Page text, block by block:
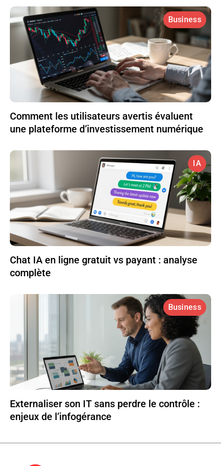
Business
Comment les utilisateurs avertis évaluent
une plateforme d’investissement numérique
IA
Chat IA en ligne gratuit vs payant : analyse
complète
Business
Externaliser son IT sans perdre le contrôle :
enjeux de l’infogérance